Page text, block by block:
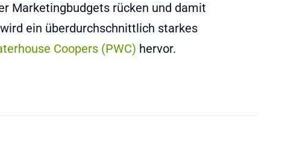
Marketingbudgets rücken und damit
ein überdurchschnittlich starkes
Coopers (PWC) hervor.